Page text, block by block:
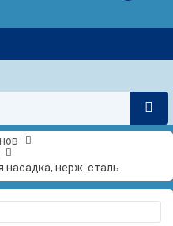
насадка, нерж. сталь